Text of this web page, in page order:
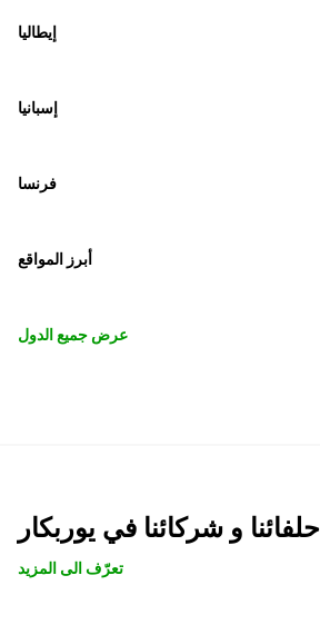
إيطاليا
إسبانيا
فرنسا
أبرز المواقع
عرض جميع الدول
حلفائنا و شركائنا في يوربكار
تعرّف الى المزيد